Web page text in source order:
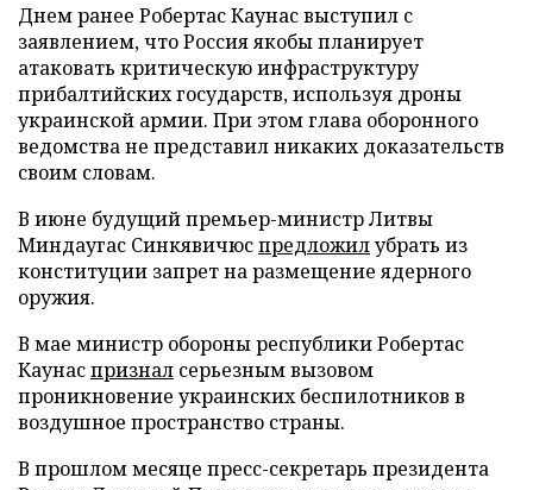
Днем ранее Робертас Каунас выступил с
заявлением, что Россия якобы планирует
атаковать критическую инфраструктуру
прибалтийских государств, используя дроны
украинской армии. При этом глава оборонного
ведомства не представил никаких доказательств
своим словам.
В июне будущий премьер-министр Литвы
Миндаугас Синкявичюспредложилубрать из
конституции запрет на размещение ядерного
оружия.
В мае министр обороны республики Робертас
Каунаспризнал серьезным вызовом
проникновение украинских беспилотников в
воздушное пространство страны.
В прошлом месяце пресс-секретарь президента